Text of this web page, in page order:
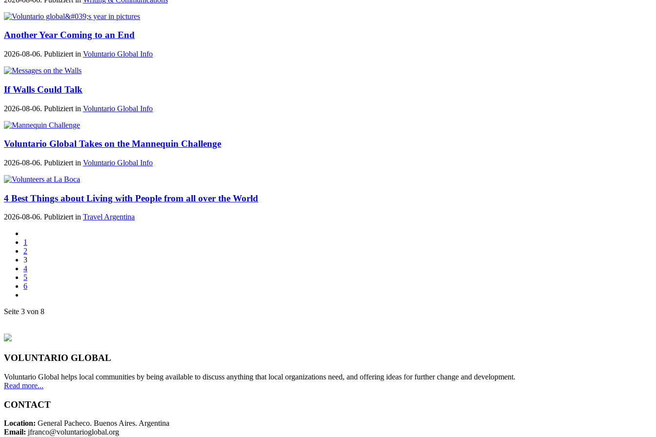
Another Year Coming to an End
2026-08-06. Publiziert in Voluntario Global Info
If Walls Could Talk
2026-08-06. Publiziert in Voluntario Global Info
Voluntario Global Takes on the Mannequin Challenge
2026-08-06. Publiziert in Voluntario Global Info
4 Best Things about Living with People from all over the World
2026-08-06. Publiziert in Travel Argentina
1
2
3
4
5
6
Seite 3 von 8
VOLUNTARIO GLOBAL
Voluntario Global helps local communities by being available to discuss anything that local organizations need, and offering ideas for further change and development.
Read more...
CONTACT
Location: General Pacheco. Buenos Aires. Argentina
Email: jfranco@voluntarioglobal.org